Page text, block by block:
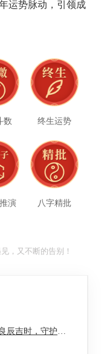
运势脉动， 引领成
数 终生运势
演 八字精批
，又不断的告别！
辰吉时，守护家